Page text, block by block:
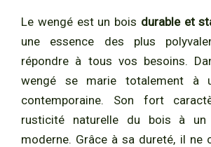
Le wengé est un bois durable et
une essence des plus
répondre à tous vos besoins.
wengé se marie totalement à
contemporaine. Son fort
rusticité naturelle du bois à un
moderne. Grâce à sa dureté, il ne